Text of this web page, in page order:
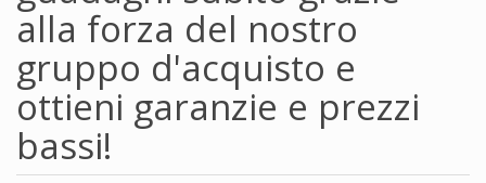
alla forza del nostro
gruppo d'acquisto e
ottieni garanzie e prezzi
bassi!